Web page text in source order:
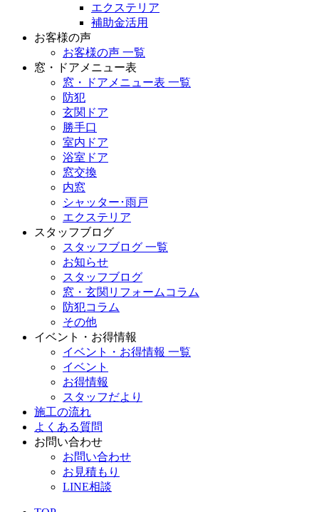
エクステリア
補助金活用
お客様の声
お客様の声 一覧
窓・ドアメニュー表
窓・ドアメニュー表 一覧
防犯
玄関ドア
勝手口
室内ドア
浴室ドア
窓交換
内窓
シャッター･雨戸
エクステリア
スタッフブログ
スタッフブログ 一覧
お知らせ
スタッフブログ
窓・玄関リフォームコラム
防犯コラム
その他
イベント・お得情報
イベント・お得情報 一覧
イベント
お得情報
スタッフだより
施工の流れ
よくある質問
お問い合わせ
お問い合わせ
お見積もり
LINE相談